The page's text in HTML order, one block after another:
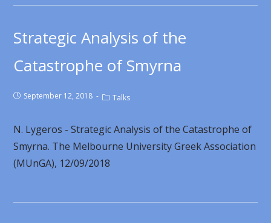
Strategic Analysis of the
Catastrophe of Smyrna
September 12, 2018 Talks
N. Lygeros - Strategic Analysis of the Catastrophe of
Smyrna. The Melbourne University Greek Association
(MUnGA), 12/09/2018